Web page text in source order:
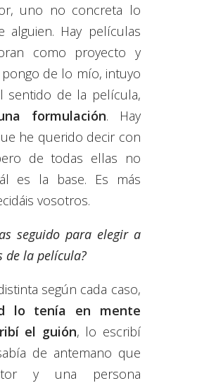
uno no concreta lo
alguien. Hay películas
como proyecto y
de lo mío, intuyo
sentido de la película,
formulación. Hay
he querido decir con
de todas ellas no
es la base. Es más
vosotros.
seguido para elegir a
de la película?
según cada caso,
lo tenía en mente
el guión, lo escribí
de antemano que
y una persona